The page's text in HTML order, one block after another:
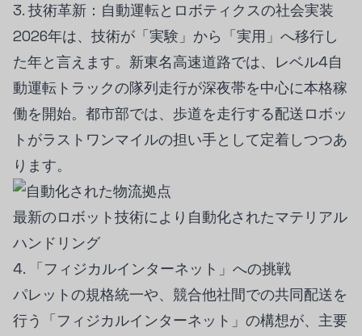
3. 技術革新：自動運転とロボティクスの社会実装
2026年は、技術が「実験」から「実用」へ移行し
た年と言えます。新東名高速道路では、レベル4自
動運転トラックの隊列走行が深夜帯を中心に本格稼
働を開始。都市部では、歩道を走行する配送ロボッ
トがラストワンマイルの担い手として定着しつつあ
ります。
最新のロボット技術により自動化されたマテリアル
ハンドリング
4. 「フィジカルインターネット」への挑戦
パレットの規格統一や、競合他社間での共同配送を
行う「フィジカルインターネット」の構想が、主要